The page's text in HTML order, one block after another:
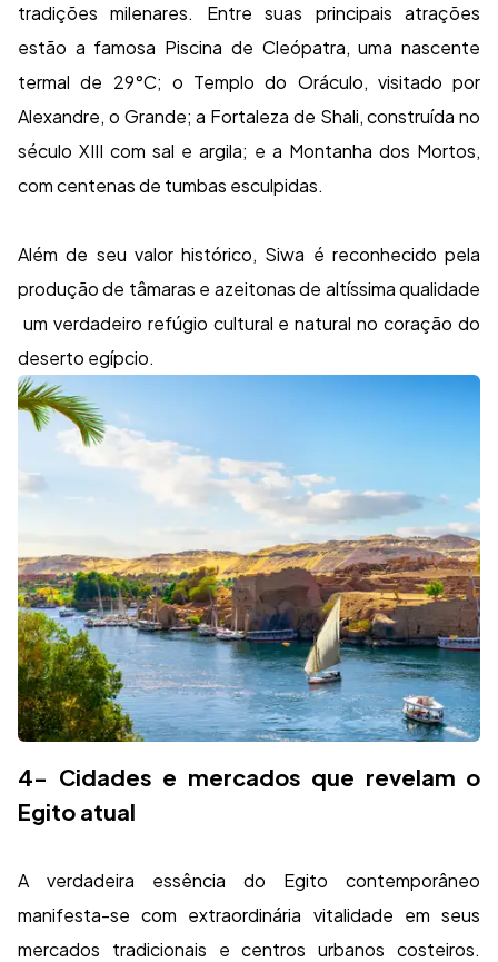
tradições milenares. Entre suas principais atrações
estão a famosa Piscina de Cleópatra, uma nascente
termal de 29°C; o Templo do Oráculo, visitado por
Alexandre, o Grande; a Fortaleza de Shali, construída no
século XIII com sal e argila; e a Montanha dos Mortos,
com centenas de tumbas esculpidas.
Além de seu valor histórico, Siwa é reconhecido pela
produção de tâmaras e azeitonas de altíssima qualidade
um verdadeiro refúgio cultural e natural no coração do
deserto egípcio.
4- Cidades e mercados que revelam o
Egito atual
A verdadeira essência do Egito contemporâneo
manifesta-se com extraordinária vitalidade em seus
mercados tradicionais e centros urbanos costeiros.